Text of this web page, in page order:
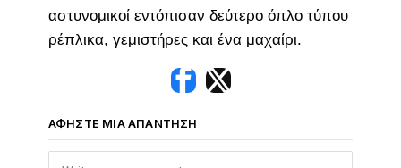
αστυνομικοί εντόπισαν δεύτερο όπλο τύπου
ρέπλικα, γεμιστήρες και ένα μαχαίρι.
ΑΦΉΣΤΕ ΜΙΑ ΑΠΆΝΤΗΣΗ